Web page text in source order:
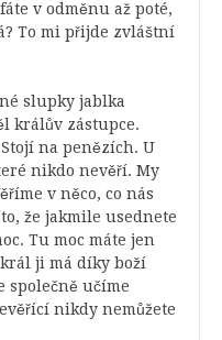
v odměnu až poté,
To mi přijde zvláštní
slupky jablka
králův zástupce.
na penězích. U
nikdo nevěří. My
v něco, co nás
že jakmile usednete
Tu moc máte jen
ji má díky boží
společně učíme
nikdy nemůžete